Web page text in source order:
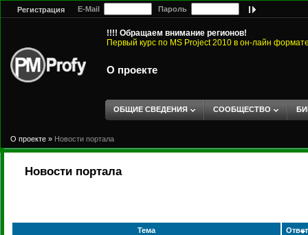
Регистрация E-Mail Пароль
!!!! Обращаем внимание регионов!
Первый курс по MS Project 2010 в он-лайн
О проекте
ОБЩИЕ СВЕДЕНИЯ СООБЩЕСТВО
О проекте » Новости портала
Новости портала
Тема